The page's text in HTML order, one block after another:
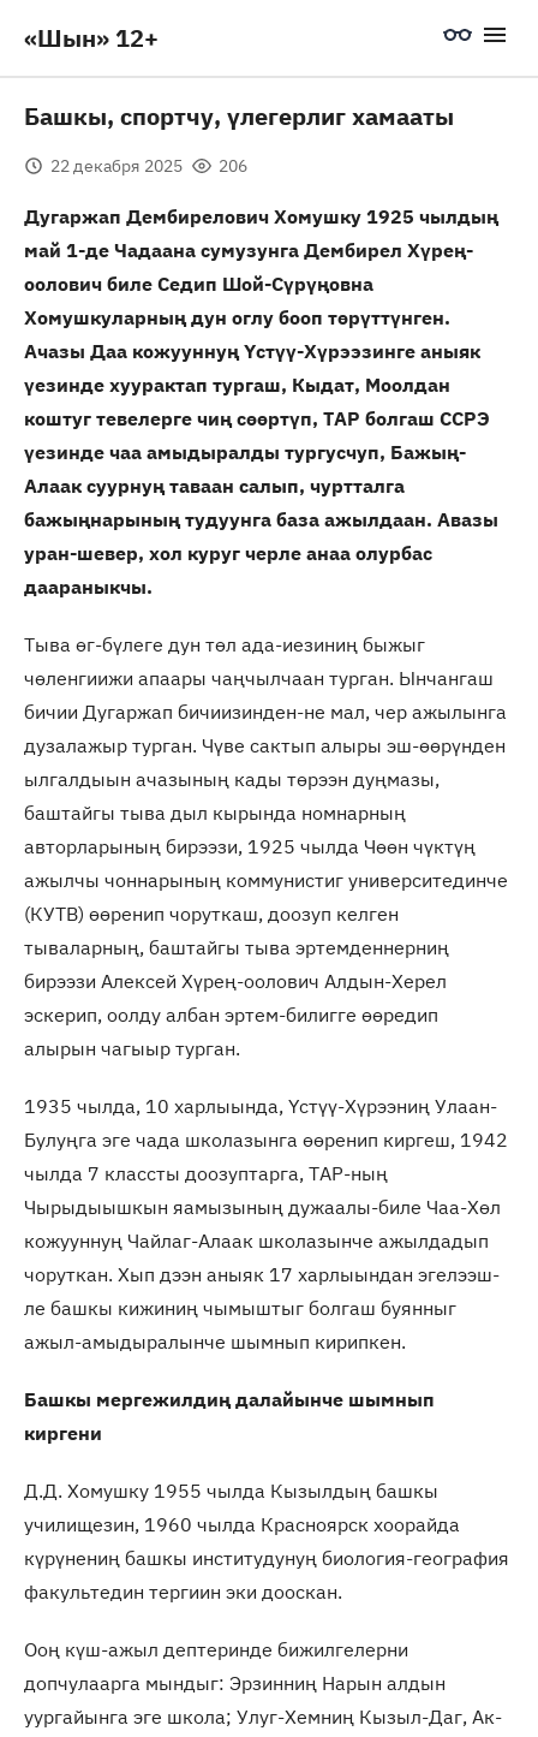
«Шын» 12+
Башкы, спортчу, үлегерлиг хамааты
22 декабря 2025 206
Дугаржап Дембирелович Хомушку 1925 чылдың
май 1-де Чадаана сумузунга Дембирел Хүрең-
оолович биле Седип Шой-Сүрүңовна
Хомушкуларның дун оглу бооп төрүттүнген.
Ачазы Даа кожууннуң Үстүү-Хүрээзинге аныяк
үезинде хуурактап тургаш, Кыдат, Моолдан
коштуг тевелерге чиң сөөртүп, ТАР болгаш ССРЭ
үезинде чаа амыдыралды тургусчуп, Бажың-
Алаак суурнуң таваан салып, чуртталга
бажыңнарының тудуунга база ажылдаан. Авазы
уран-шевер, хол куруг черле анаа олурбас
даараныкчы.
Тыва өг-бүлеге дун төл ада-иезиниң быжыг
чөленгиижи апаары чаңчылчаан турган. Ынчангаш
бичии Дугаржап бичиизинден-не мал, чер ажылынга
дузалажыр турган. Чүве сактып алыры эш-өөрүнден
ылгалдыын ачазының кады төрээн дуңмазы,
баштайгы тыва дыл кырында номнарның
авторларының бирээзи, 1925 чылда Чөөн чүктүң
ажылчы чоннарының коммунистиг университединче
(КУТВ) өөренип чоруткаш, доозуп келген
тываларның, баштайгы тыва эртемденнерниң
бирээзи Алексей Хүрең-оолович Алдын-Херел
эскерип, оолду албан эртем-билигге өөредип
алырын чагыыр турган.
1935 чылда, 10 харлыында, Үстүү-Хүрээниң Улаан-
Булуңга эге чада школазынга өөренип киргеш, 1942
чылда 7 классты доозуптарга, ТАР-ның
Чырыдыышкын яамызының дужаалы-биле Чаа-Хөл
кожууннуң Чайлаг-Алаак школазынче ажылдадып
чоруткан. Хып дээн аныяк 17 харлыындан эгелээш-
ле башкы кижиниң чымыштыг болгаш буянныг
ажыл-амыдыралынче шымнып кирипкен.
Башкы мергежилдиң далайынче шымнып
киргени
Д.Д. Хомушку 1955 чылда Кызылдың башкы
училищезин, 1960 чылда Красноярск хоорайда
күрүнениң башкы институдунуң биология-география
факультедин тергиин эки дооскан.
Ооң күш-ажыл дептеринде бижилгелерни
допчулаарга мындыг: Эрзинниң Нарын алдын
уургайынга эге школа; Улуг-Хемниң Кызыл-Даг, Ак-